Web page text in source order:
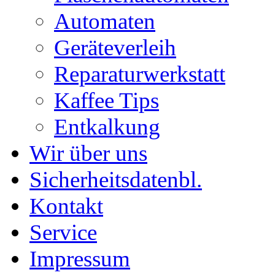
Automaten
Geräteverleih
Reparaturwerkstatt
Kaffee Tips
Entkalkung
Wir über uns
Sicherheitsdatenbl.
Kontakt
Service
Impressum